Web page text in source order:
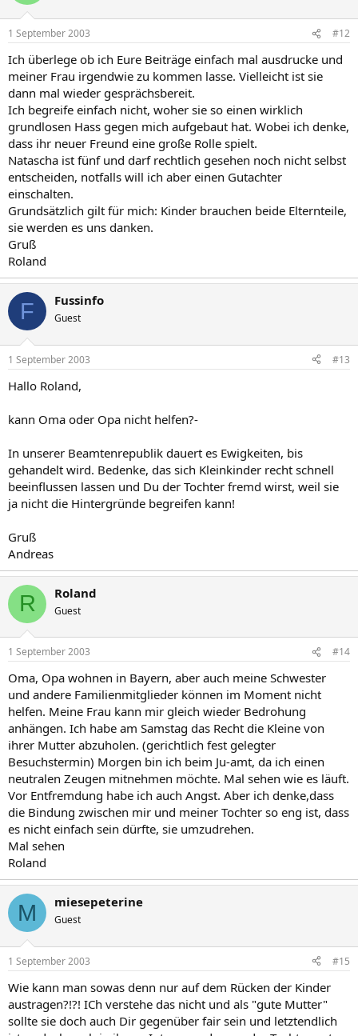
1 September 2003 #12
Ich überlege ob ich Eure Beiträge einfach mal ausdrucke und
meiner Frau irgendwie zu kommen lasse. Vielleicht ist sie
dann mal wieder gesprächsbereit.
Ich begreife einfach nicht, woher sie so einen wirklich
grundlosen Hass gegen mich aufgebaut hat. Wobei ich denke,
dass ihr neuer Freund eine große Rolle spielt.
Natascha ist fünf und darf rechtlich gesehen noch nicht selbst
entscheiden, notfalls will ich aber einen Gutachter
einschalten.
Grundsätzlich gilt für mich: Kinder brauchen beide Elternteile,
sie werden es uns danken.
Gruß
Roland
F Fussinfo
Guest
1 September 2003 #13
Hallo Roland,
kann Oma oder Opa nicht helfen?-
In unserer Beamtenrepublik dauert es Ewigkeiten, bis
gehandelt wird. Bedenke, das sich Kleinkinder recht schnell
beeinflussen lassen und Du der Tochter fremd wirst, weil sie
ja nicht die Hintergründe begreifen kann!
Gruß
Andreas
R Roland
Guest
1 September 2003 #14
Oma, Opa wohnen in Bayern, aber auch meine Schwester
und andere Familienmitglieder können im Moment nicht
helfen. Meine Frau kann mir gleich wieder Bedrohung
anhängen. Ich habe am Samstag das Recht die Kleine von
ihrer Mutter abzuholen. (gerichtlich fest gelegter
Besuchstermin) Morgen bin ich beim Ju-amt, da ich einen
neutralen Zeugen mitnehmen möchte. Mal sehen wie es läuft.
Vor Entfremdung habe ich auch Angst. Aber ich denke,dass
die Bindung zwischen mir und meiner Tochter so eng ist, dass
es nicht einfach sein dürfte, sie umzudrehen.
Mal sehen
Roland
M miesepeterine
Guest
1 September 2003 #15
Wie kann man sowas denn nur auf dem Rücken der Kinder
austragen?!?! ICh verstehe das nicht und als "gute Mutter"
sollte sie doch auch Dir gegenüber fair sein und letztendlich